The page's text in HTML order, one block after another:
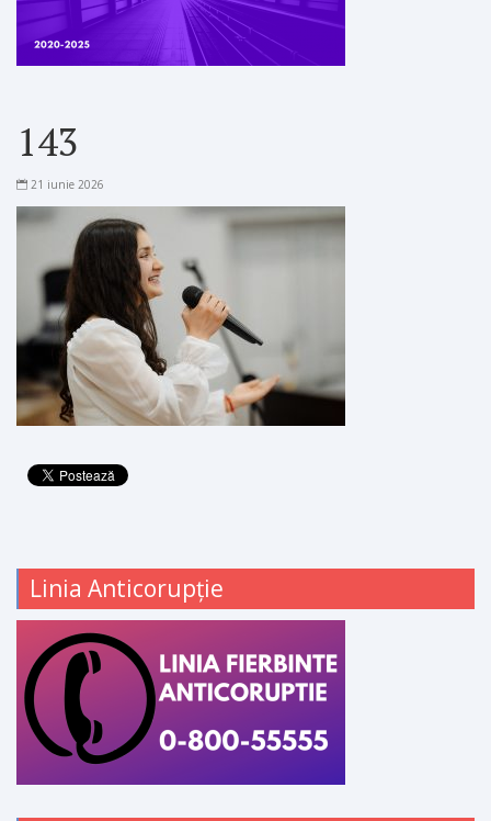
143
21 iunie 2026
Linia Anticorupție